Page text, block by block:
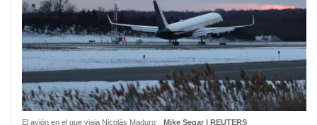
El avión en el que viaja Nicolás Maduro Mike Segar | REUTERS